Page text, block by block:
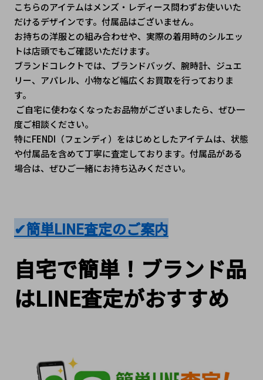
こちらのアイテムはメンズ・レディース問わずお使いいた
だけるデザインです。付属品はございません。
お持ちの洋服との組み合わせや、実際の着用時のシルエッ
トは店頭でもご確認いただけます。
ブランドコレクトでは、ブランドバッグ、腕時計、ジュエ
リー、アパレル、小物など幅広くお買取を行っておりま
す。
度ご相談ください。
特にFENDI（フェンディ）をはじめとしたアイテムは、状態
や付属品を含めて丁寧に査定しております。付属品がある
場合は、ぜひご一緒にお持ち込みください。
✔簡単LINE査定のご案内
自宅で簡単！ブランド品
はLINE査定がおすすめ